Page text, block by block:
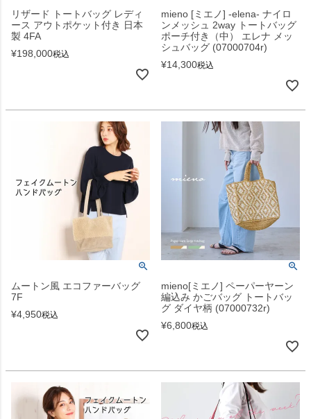
リザード トートバッグ レディ
ース アウトポケット付き 日本
製 4FA
¥198,000税込
mieno [ミエノ] -elena- ナイロ
ンメッシュ 2way トートバッグ
ポーチ付き（中） エレナ メッ
シュバッグ (07000704r)
¥14,300税込
ムートン風 エコファーバッグ
7F
¥4,950税込
mieno[ミエノ] ペーパーヤーン
編込み かごバッグ トートバッ
グ ダイヤ柄 (07000732r)
¥6,800税込